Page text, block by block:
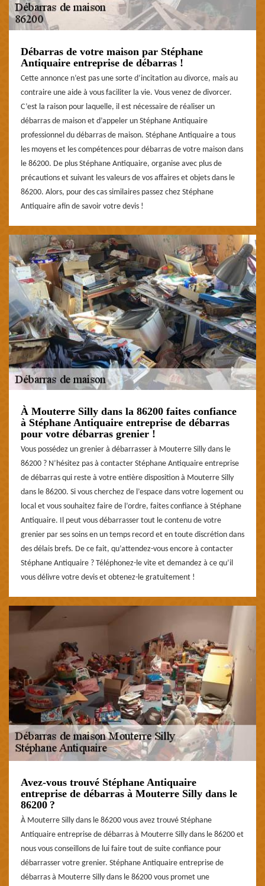
Débarras de votre maison par Stéphane
Antiquaire entreprise de débarras !
Cette annonce n’est pas une sorte d’incitation au divorce, mais au
contraire une aide à vous faciliter la vie. Vous venez de divorcer.
C’est la raison pour laquelle, il est nécessaire de réaliser un
débarras de maison et d’appeler un Stéphane Antiquaire
professionnel du débarras de maison. Stéphane Antiquaire a tous
les moyens et les compétences pour débarras de votre maison dans
le 86200. De plus Stéphane Antiquaire, organise avec plus de
précautions et suivant les valeurs de vos affaires et objets dans le
86200. Alors, pour des cas similaires passez chez Stéphane
Antiquaire afin de savoir votre devis !
À Mouterre Silly dans la 86200 faites confiance
à Stéphane Antiquaire entreprise de débarras
pour votre débarras grenier !
Vous possédez un grenier à débarrasser à Mouterre Silly dans le
86200 ? N’hésitez pas à contacter Stéphane Antiquaire entreprise
de débarras qui reste à votre entière disposition à Mouterre Silly
dans le 86200. Si vous cherchez de l’espace dans votre logement ou
local et vous souhaitez faire de l’ordre, faites confiance à Stéphane
Antiquaire. Il peut vous débarrasser tout le contenu de votre
grenier par ses soins en un temps record et en toute discrétion dans
des délais brefs. De ce fait, qu’attendez-vous encore à contacter
Stéphane Antiquaire ? Téléphonez-le vite et demandez à ce qu’il
vous délivre votre devis et obtenez-le gratuitement !
Avez-vous trouvé Stéphane Antiquaire
entreprise de débarras à Mouterre Silly dans le
86200 ?
À Mouterre Silly dans le 86200 vous avez trouvé Stéphane
Antiquaire entreprise de débarras à Mouterre Silly dans le 86200 et
nous vous conseillons de lui faire tout de suite confiance pour
débarrasser votre grenier. Stéphane Antiquaire entreprise de
débarras à Mouterre Silly dans le 86200 vous promet une